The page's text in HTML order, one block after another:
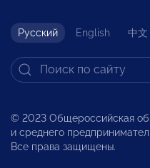
Русский English 中文
© 2023 Общероссийская
и среднего
Все права защищены.